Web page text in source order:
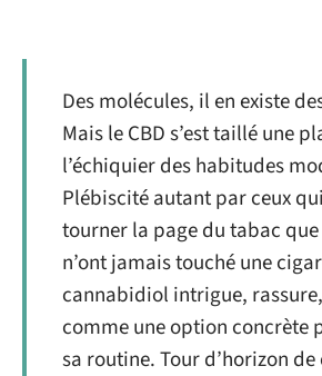
Des molécules, il en existe
Mais le CBD s’est taillé une
l’échiquier des habitudes
Plébiscité autant par ceux
tourner la page du tabac
n’ont jamais touché une
cannabidiol intrigue,
comme une option concrète
sa routine. Tour d’horizon de